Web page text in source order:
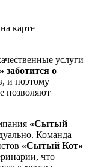
карте
услуги
заботится о
и поэтому
позволяют
«Сытый
Команда
«Сытый Кот»
что